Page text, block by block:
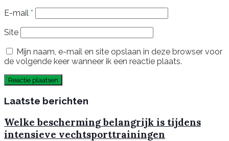
E-mail *
Site
Mijn naam, e-mail en site opslaan in deze browser voor
de volgende keer wanneer ik een reactie plaats.
Laatste berichten
Welke bescherming belangrijk is tijdens
intensieve vechtsporttrainingen